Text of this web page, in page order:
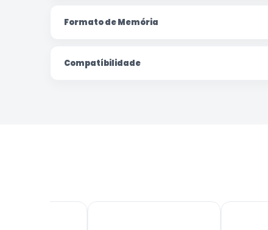
Formato de Memória
Compatíbilidade